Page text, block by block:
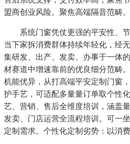
盟商创业风险。聚焦高端隔音范畴。
系统门窗凭仗更强的平安性、节
当下家拆消费群体持续年轻化，经
集研发、出产、发卖、办事于一体
材赛道中增速靠前的优良细分范畴
机能优异，从打高端平安定制门窗
护手艺，可适配多量量订单取个性
艺、营销、售后全维度培训，涵盖
发卖、门店运营全流程培训。可一
定制需求。个性化定制劣势：以消